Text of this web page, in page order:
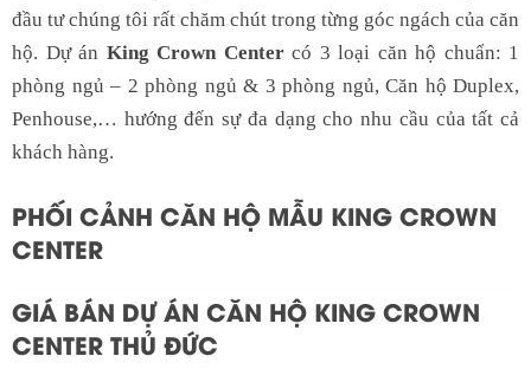
đầu tư chúng tôi rất chăm chút trong từng góc ngách của căn
hộ. Dự án King Crown Center có 3 loại căn hộ chuẩn: 1
phòng ngủ – 2 phòng ngủ & 3 phòng ngủ, Căn hộ Duplex,
Penhouse,… hướng đến sự đa dạng cho nhu cầu của tất cả
khách hàng.
PHỐI CẢNH CĂN HỘ MẪU KING CROWN
CENTER
GIÁ BÁN DỰ ÁN CĂN HỘ KING CROWN
CENTER THỦ ĐỨC